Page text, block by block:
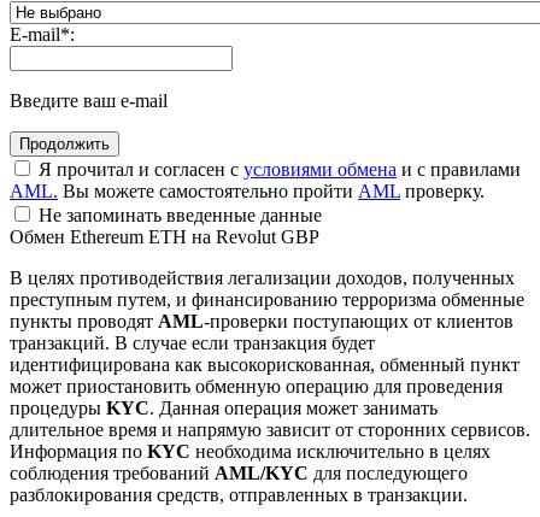
E-mail*:
Введите ваш e-mail
Я прочитал и согласен с условиями обмена и с правилами
AML. Вы можете самостоятельно пройти AML проверку.
Не запоминать введенные данные
Обмен Ethereum ETH на Revolut GBP
В целях противодействия легализации доходов, полученных
преступным путем, и финансированию терроризма обменные
пункты проводят AML-проверки поступающих от клиентов
транзакций. В случае если транзакция будет
идентифицирована как высокорискованная, обменный пункт
может приостановить обменную операцию для проведения
процедуры KYC. Данная операция может занимать
длительное время и напрямую зависит от сторонних сервисов.
Информация по KYC необходима исключительно в целях
соблюдения требований AML/KYC для последующего
разблокирования средств, отправленных в транзакции.